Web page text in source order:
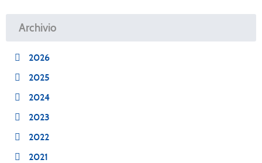
Archivio
2026
2025
2024
2023
2022
2021